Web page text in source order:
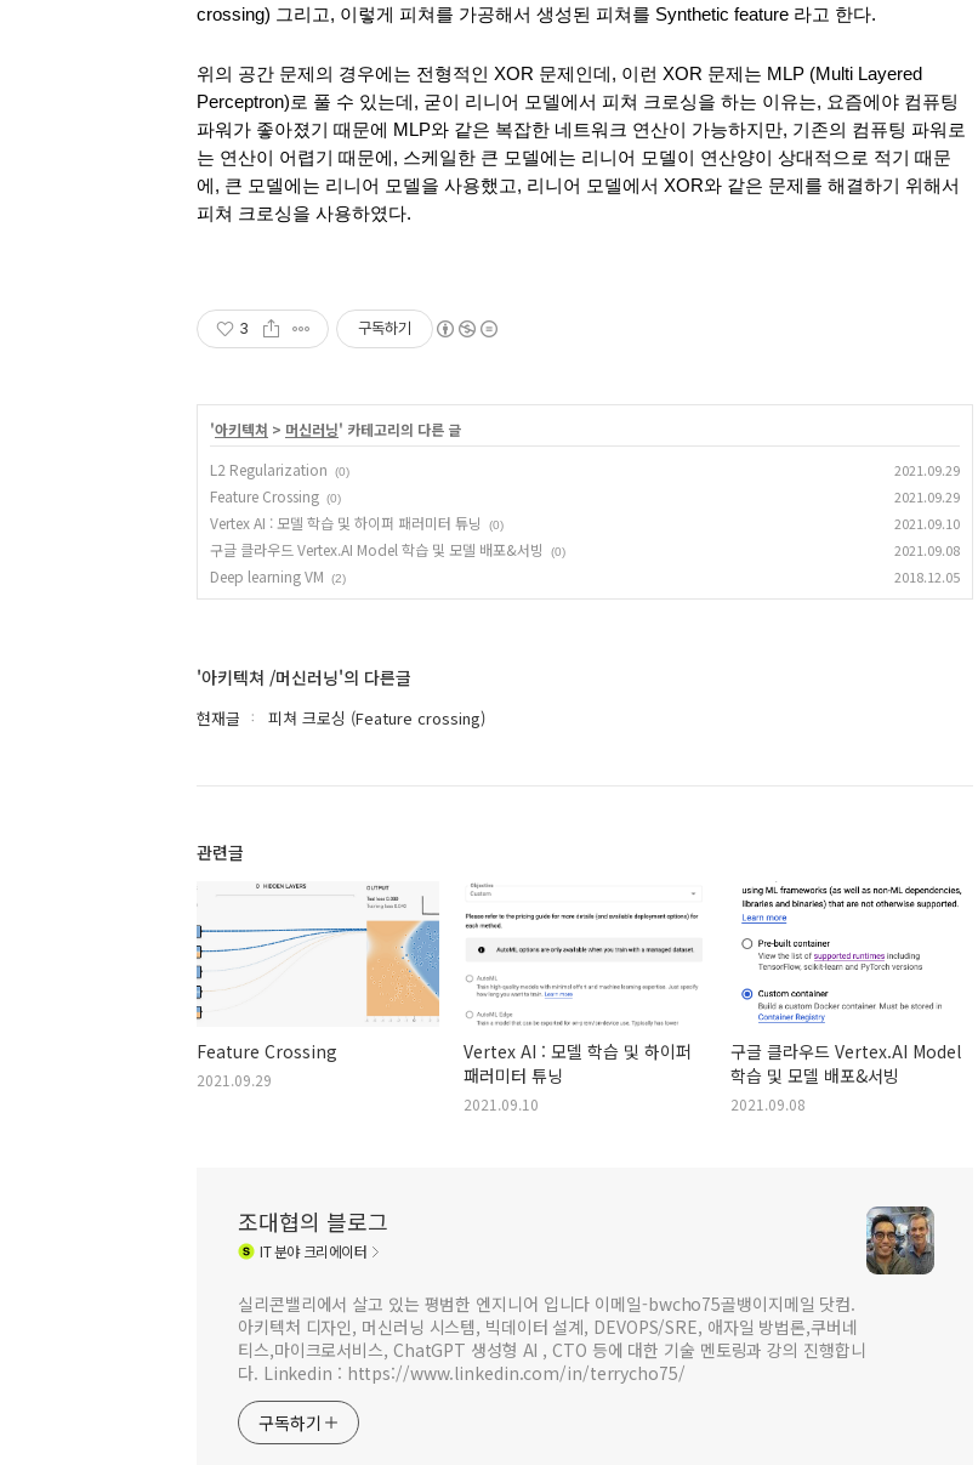
crossing) 그리고, 이렇게 피쳐를 가공해서 생성된 피쳐를 Synthetic feature 라고 한다.
위의 공간 문제의 경우에는 전형적인 XOR 문제인데, 이런 XOR 문제는 MLP (Multi Layered
Perceptron)로 풀 수 있는데, 굳이 리니어 모델에서 피쳐 크로싱을 하는 이유는, 요즘에야 컴퓨팅
파워가 좋아졌기 때문에 MLP와 같은 복잡한 네트워크 연산이 가능하지만, 기존의 컴퓨팅 파워로
는 연산이 어렵기 때문에, 스케일한 큰 모델에는 리니어 모델이 연산양이 상대적으로 적기 때문
에, 큰 모델에는 리니어 모델을 사용했고, 리니어 모델에서 XOR와 같은 문제를 해결하기 위해서
피쳐 크로싱을 사용하였다.
3 구독하기
'아키텍쳐 > 머신러닝' 카테고리의 다른 글
L2 Regularization
(0) 2021.09.29
Feature Crossing (0) 2021.09.29
Vertex AI : 모델 학습 및 하이퍼 패러미터 튜닝 (0) 2021.09.10
구글 클라우드 Vertex.AI Model 학습 및 모델 배포&서빙 (0) 2021.09.08
Deep learning VM (2) 2018.12.05
'아키텍쳐 /머신러닝'의 다른글
현재글 피쳐 크로싱 (Feature crossing)
관련글
Feature Crossing
2021.09.29
Vertex AI : 모델 학습 및 하이퍼
패러미터 튜닝
2021.09.10
구글 클라우드 Vertex.AI Model
학습 및 모델 배포&서빙
2021.09.08
조대협의 블로그
IT분야 크리에이터
실리콘밸리에서 살고 있는 평범한 엔지니어 입니다 이메일-bwcho75골뱅이지메일 닷컴.
아키텍처 디자인, 머신러닝 시스템, 빅데이터 설계, DEVOPS/SRE, 애자일 방법론,쿠버네
티스,마이크로서비스, ChatGPT 생성형 AI , CTO 등에 대한 기술 멘토링과 강의 진행합니
다. Linkedin : https://www.linkedin.com/in/terrycho75/
구독하기